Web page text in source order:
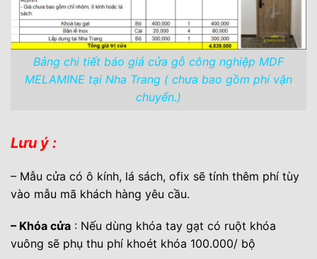
Bảng chi tiết báo giá cửa gỗ công nghiệp MDF
MELAMINE tại Nha Trang ( chưa bao gồm phí vận
chuyển.)
Lưu ý :
– Mẫu cửa có ô kính, lá sách, ofix sẽ tính thêm phí tùy
vào mẫu mã khách hàng yêu cầu.
– Khóa cửa : Nếu dùng khóa tay gạt có ruột khóa
vuông sẽ phụ thu phí khoét khóa 100.000/ bộ